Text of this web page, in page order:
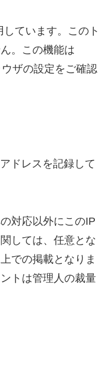
ています。このト
。この機能は
ザの設定をご確認
ドレスを記録して
対応以外にこのIP
しては、任意とな
での掲載となりま
トは管理人の裁量